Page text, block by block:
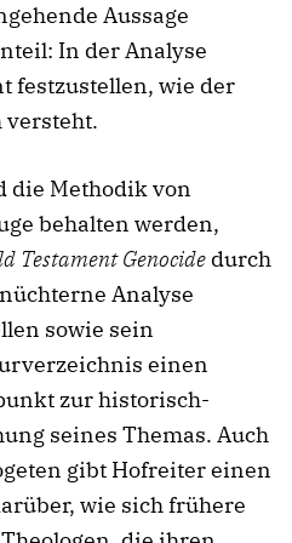
Aussage
In der Analyse
festzustellen, wie der
versteht.
die Methodik von
behalten werden,
Testament Genocide durch
Analyse
sowie sein
einen
zur historisch-
seines Themas. Auch
gibt Hofreiter einen
wie sich frühere